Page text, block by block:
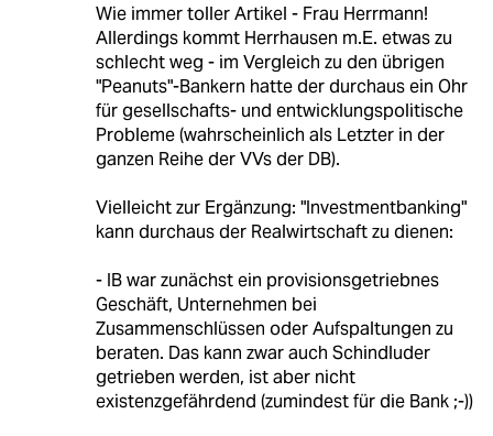
Wie immer toller Artikel - Frau Herrmann!
Allerdings kommt Herrhausen m.E. etwas zu
schlecht weg - im Vergleich zu den übrigen
"Peanuts"-Bankern hatte der durchaus ein Ohr
für gesellschafts- und entwicklungspolitische
Probleme (wahrscheinlich als Letzter in der
ganzen Reihe der VVs der DB).
Vielleicht zur Ergänzung: "Investmentbanking"
kann durchaus der Realwirtschaft zu dienen:
- IB war zunächst ein provisionsgetriebnes
Geschäft, Unternehmen bei
Zusammenschlüssen oder Aufspaltungen zu
beraten. Das kann zwar auch Schindluder
getrieben werden, ist aber nicht
existenzgefährdend (zumindest für die Bank ;-))